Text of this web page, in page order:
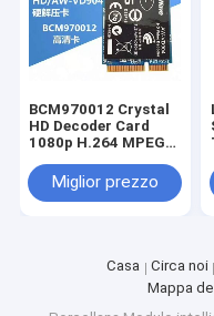
BCM970012 Crystal
HD Decoder Card
1080p H.264 MPEG2
Hardware High
Profile BCM970012
Miglior prezzo
Casa Circa noi
Mappa